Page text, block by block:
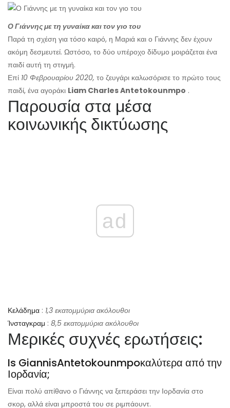
Ο Γιάννης με τη γυναίκα και τον γιο του
Παρά τη σχέση για τόσο καιρό, η Μαριά και ο Γιάννης δεν έχουν
ακόμη δεσμευτεί. Ωστόσο, το δύο υπέροχο δίδυμο μοιράζεται ένα
παιδί αυτή τη στιγμή.
Επί 10 Φεβρουαρίου 2020, το ζευγάρι καλωσόρισε το πρώτο τους
παιδί, ένα αγοράκι Liam Charles Antetokounmpo .
Παρουσία στα μέσα
κοινωνικής δικτύωσης
ad
Κελάδημα : 1,3 εκατομμύρια ακόλουθοι
Ίνσταγκραμ : 8,5 εκατομμύρια ακόλουθοι
Μερικές συχνές ερωτήσεις:
Is GiannisAntetokounmpoκαλύτερα από την
Ιορδανία;
Είναι πολύ απίθανο ο Γιάννης να ξεπεράσει την Ιορδανία στο
σκορ, αλλά είναι μπροστά του σε ριμπάουντ.